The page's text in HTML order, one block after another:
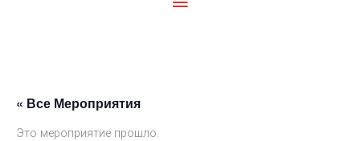
« Все Мероприятия
Это мероприятие прошло.